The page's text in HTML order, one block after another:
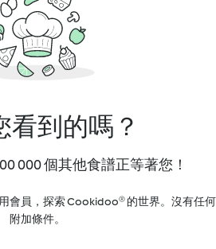
看到的嗎？
000 個其他食譜正等著您！
會員，探索 Cookidoo® 的世界。沒有任何
附加條件。